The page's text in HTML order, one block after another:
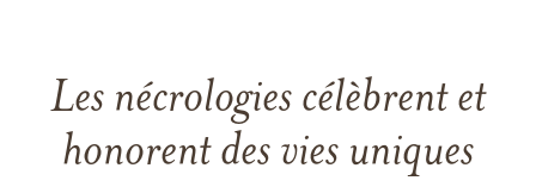
Les nécrologies célèbrent et
honorent des vies uniques